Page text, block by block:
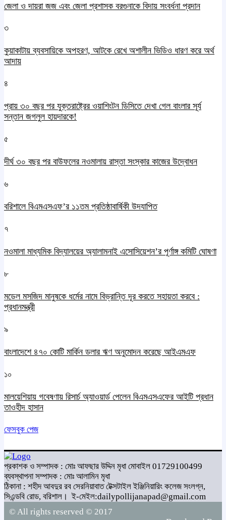
জেলা ও দায়রা জজ এবং জেলা প্রশাসক বরগুনাকে বিদায় সংবর্ধনা প্রদান
৩
কুয়াকাটায় ব্যবসায়িকে অপহরণ, আটকে রেখে অশালীন ভিডিও ধারণ করে অর্থ
আদায়
৪
প্রায় ৩০ বছর পর যুক্তরাষ্ট্রের ওয়াশিংটন ডিসিতে দেখা গেল বাংলার সূর্য
সন্তান জগলুল হায়দারকে!
৫
দীর্ঘ ৩০ বছর পর বাউফলের নওমালায় রাস্তা সংস্কার কাজের উদ্বোধন
৬
বরিশালে বিএমএসএফ’র ১১তম প্রতিষ্ঠাবার্ষিকী উদযাপিত
৭
নওমালা মাধ্যমিক বিদ্যালয়ের অ্যালামনাই এসোসিয়েশন’র পূর্ণাঙ্গ কমিটি ঘোষণা
৮
মডেল মসজিদ মানুষকে ধর্মের নামে বিভ্রান্তি দূর করতে সহায়তা করবে :
প্রধানমন্ত্রী
৯
বাংলাদেশে ৪৭০ কোটি মার্কিন ডলার ঋণ অনুমোদন করেছে আইএমএফ
১০
মালয়েশিয়ায় গবেষণায় রিসার্চ অ্যাওয়ার্ড পেলেন বিএমএসএফের আইটি প্রধান
তাওহীদ হাসান
ফেসবুক পেজ
প্রকাশক ও সম্পাদক : মোঃ আফছার উদ্দিন মৃধা মোবাইল 01729100499
ব্যবস্থাপনা সম্পাদক : মোঃ আলামিন মৃধা
ঠিকানা : শহীদ আবদুর রব সেরনিয়াবাত টেক্সটাইল ইঞ্জিনিয়ারিং কলেজ সংলগ্ন,
সিএন্ডবি রোড, বরিশাল। ই-মেইল:dailypollijanapad@gmail.com
© All rights reserved © 2017